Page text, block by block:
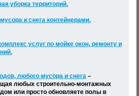
уборка территорий.
и снега контейнерами.
услуг по мойке окон, ремонту и
любого мусора и снега –
любых строительно-монтажных
или просто обновляете полы в